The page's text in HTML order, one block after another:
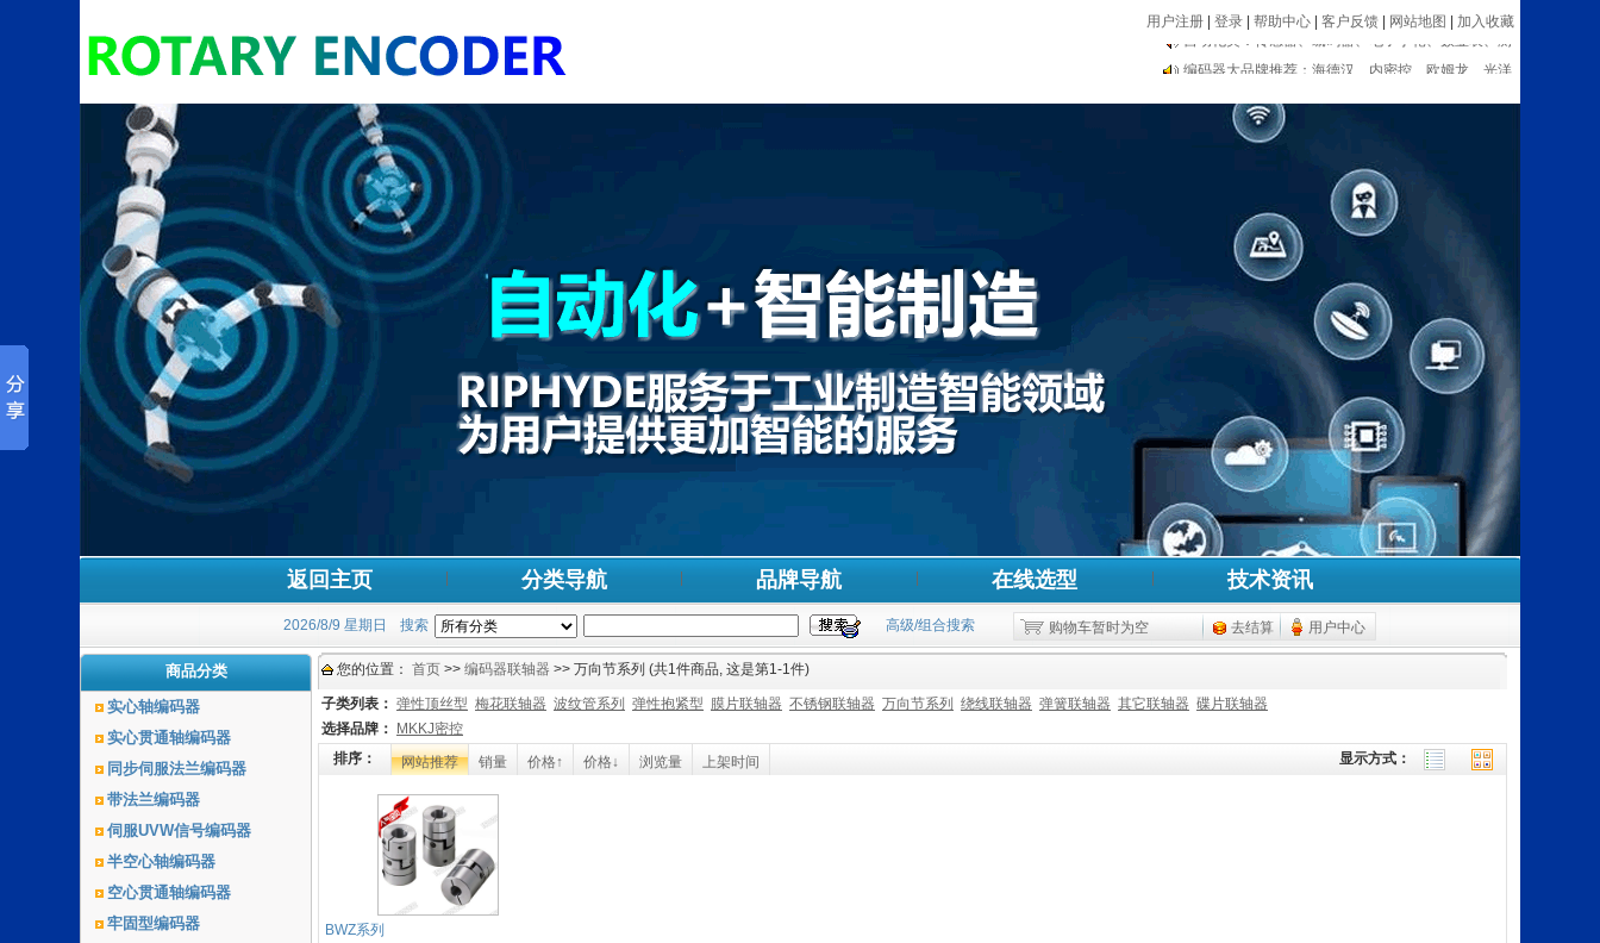
用户注册 登录 帮助中心 客户反馈 网站地图 加入收藏
速器等设备
编码器大品牌推荐：海德汉、内密控、欧姆龙、光洋
自动化类：传感器、编码器、电子手轮、数显表、测
返回主页 分类导航 品牌导航 在线选型 技术资讯
2026/8/9 星期日 搜索 高级/组合搜索 购物车暂时为空 去结算 用户中心
商品分类
实心轴编码器
实心贯通轴编码器
同步伺服法兰编码器
带法兰编码器
伺服UVW信号编码器
半空心轴编码器
空心贯通轴编码器
牢固型编码器
您的位置： 首页 >> 编码器联轴器 >> 万向节系列 (共1件商品, 这是第1-1件)
子类列表： 弹性顶丝型 梅花联轴器 波纹管系列 弹性抱紧型 膜片联轴器 不锈钢联轴器 万向节系列 绕线联轴器 弹簧联轴器 其它联轴器 碟片联轴器
选择品牌：
MKKJ密控
排序：
网站推荐 销量 价格↑ 价格↓ 浏览量 上架时间 显示方式：
BWZ系列